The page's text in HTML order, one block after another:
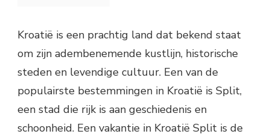
Kroatië is een prachtig land dat bekend staat
om zijn adembenemende kustlijn, historische
steden en levendige cultuur. Een van de
populairste bestemmingen in Kroatië is Split,
een stad die rijk is aan geschiedenis en
schoonheid. Een vakantie in Kroatië Split is de